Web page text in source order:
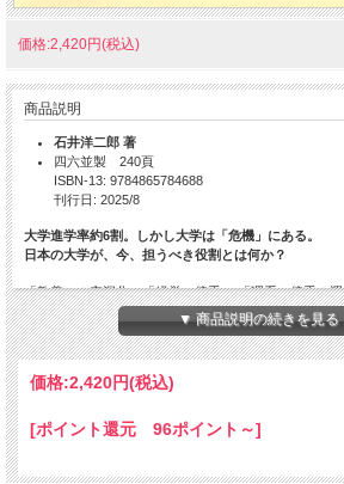
価格:2,420円(税込)
商品説明
石井洋二郎 著
四六並製 240頁
ISBN-13: 9784865784688
刊行日: 2025/8
大学進学率約6割。しかし大学は「危機」にある。
日本の大学が、今、担うべき役割とは何か？
「教養」の空洞化、「経営」偏重 ・「理系」偏重の
40年以上にわたり大学教育と管理運営の現場に携わ
命」。
まえがき
Ⅰ 大学は危機にあるのか
▼ 商品説明の続きを見
価格:2,420円(税込)
[ポイント還元 96ポイント～]